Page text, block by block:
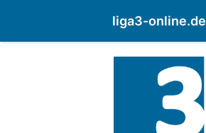
liga3-online.de